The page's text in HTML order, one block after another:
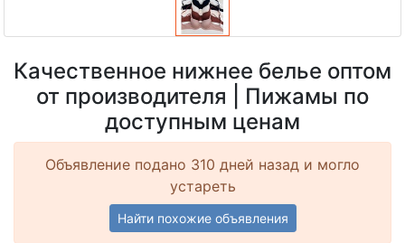
Качественное нижнее белье оптом
от производителя | Пижамы по
доступным ценам
Объявление подано 310 дней назад и могло
устареть
Найти похожие объявления